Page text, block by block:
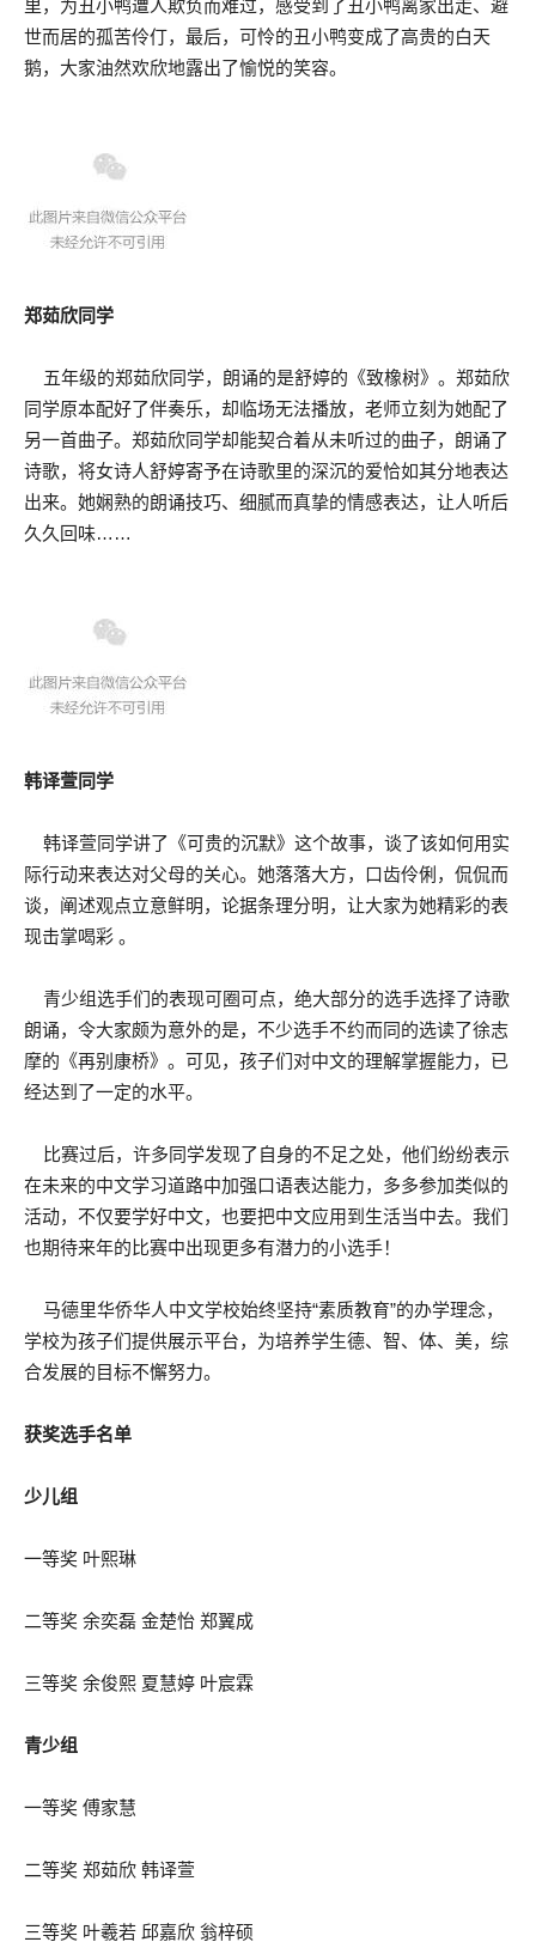
里，为丑小鸭遭人欺负而难过，感受到了丑小鸭离家出走、避
世而居的孤苦伶仃，最后，可怜的丑小鸭变成了高贵的白天
鹅，大家油然欢欣地露出了愉悦的笑容。
郑茹欣同学
五年级的郑茹欣同学，朗诵的是舒婷的《致橡树》。郑茹欣
同学原本配好了伴奏乐，却临场无法播放，老师立刻为她配了
另一首曲子。郑茹欣同学却能契合着从未听过的曲子，朗诵了
诗歌，将女诗人舒婷寄予在诗歌里的深沉的爱恰如其分地表达
出来。她娴熟的朗诵技巧、细腻而真挚的情感表达，让人听后
久久回味……
韩译萱同学
韩译萱同学讲了《可贵的沉默》这个故事，谈了该如何用实
际行动来表达对父母的关心。她落落大方，口齿伶俐，侃侃而
谈，阐述观点立意鲜明，论据条理分明，让大家为她精彩的表
现击掌喝彩 。
青少组选手们的表现可圈可点，绝大部分的选手选择了诗歌
朗诵，令大家颇为意外的是，不少选手不约而同的选读了徐志
摩的《再别康桥》。可见，孩子们对中文的理解掌握能力，已
经达到了一定的水平。
比赛过后，许多同学发现了自身的不足之处，他们纷纷表示
在未来的中文学习道路中加强口语表达能力，多多参加类似的
活动，不仅要学好中文，也要把中文应用到生活当中去。我们
也期待来年的比赛中出现更多有潜力的小选手！
马德里华侨华人中文学校始终坚持“素质教育”的办学理念，
学校为孩子们提供展示平台，为培养学生德、智、体、美，综
合发展的目标不懈努力。
获奖选手名单
少儿组
一等奖 叶熙琳
二等奖 余奕磊 金楚怡 郑翼成
三等奖 余俊熙 夏慧婷 叶宸霖
青少组
一等奖 傅家慧
二等奖 郑茹欣 韩译萱
三等奖 叶羲若 邱嘉欣 翁梓硕